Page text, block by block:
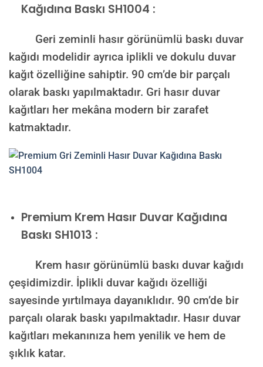
Kağıdına Baskı SH1004 :
Geri zeminli hasır görünümlü baskı duvar
kağıdı modelidir ayrıca iplikli ve dokulu duvar
kağıt özelliğine sahiptir. 90 cm’de bir parçalı
olarak baskı yapılmaktadır. Gri hasır duvar
kağıtları her mekâna modern bir zarafet
katmaktadır.
Premium Krem Hasır Duvar Kağıdına
Baskı SH1013 :
Krem hasır görünümlü baskı duvar kağıdı
çeşidimizdir. İplikli duvar kağıdı özelliği
sayesinde yırtılmaya dayanıklıdır. 90 cm’de bir
parçalı olarak baskı yapılmaktadır. Hasır duvar
kağıtları mekanınıza hem yenilik ve hem de
şıklık katar.